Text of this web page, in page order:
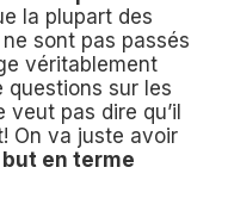
la plupart des
sont pas passés
véritablement
questions sur les
veut pas dire qu’il
On va juste avoir
en terme